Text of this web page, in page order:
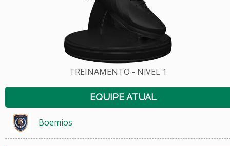
TREINAMENTO - NíVEL 1
EQUIPE ATUAL
Boemios